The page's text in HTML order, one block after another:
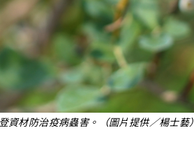
材防治疫病蟲害。（圖片提供／楊士藝）